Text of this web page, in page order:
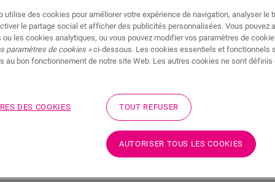
pièce
Lumineux et aérés, les sols en vinyle
ambiance accueillante. Ils reflètent la
styles et toutes les palettes de couleurs.
planches ou l’élégance des dalles, les
entretenir associent commodité et
Trouvons le sol qui sublimera votre pièce.
DÉCOUVREZ NOS SOLS EN VINYLE
utilise des cookies pour améliorer votre expérience de navigation, analyser le
le partage social et afficher des publicités personnalisées. Vous pouvez
ou les cookies analytiques, ou vous pouvez modifier vos paramètres de
paramètres de cookies »ci-dessous. Les cookies essentiels et fonctionnels
au bon fonctionnement de notre site Web. Les autres cookies ne sont définis
DES COOKIES TOUT REFUSER
AUTORISER TOUS LES COOKIES